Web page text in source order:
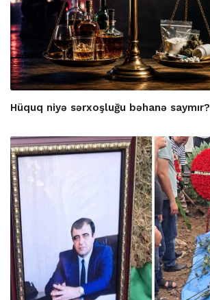
Hüquq niyə sərxoşluğu bəhanə saymır?